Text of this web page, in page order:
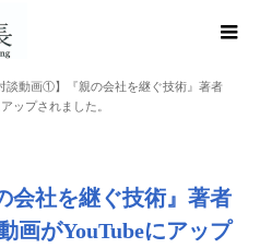
談動画①】『親の会社を継ぐ技術』著者
ップされました。
会社を継ぐ技術』著者
画がYouTubeにアップ